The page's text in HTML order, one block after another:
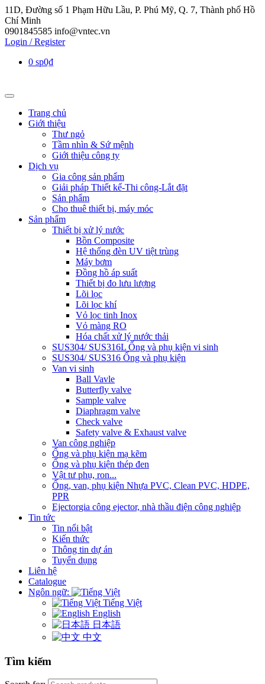
11D, Đường số 1 Phạm Hữu Lầu, P. Phú Mỹ, Q. 7, Thành phố Hồ
Chí Minh
0901845585 info@vntec.vn
Login / Register
0 sp0₫
Trang chủ
Giới thiệu
Thư ngỏ
Tầm nhìn & Sứ mệnh
Giới thiệu công ty
Dịch vụ
Gia công sản phẩm
Giải pháp Thiết kế-Thi công-Lắt đặt
Sản phẩm
Cho thuê thiết bị, máy móc
Sản phẩm
Thiết bị xử lý nước
Bồn Composite
Hệ thống đèn UV tiệt trùng
Máy bơm
Đồng hồ áp suất
Thiết bị đo lưu lượng
Lõi lọc
Lõi lọc khí
Vỏ lọc tinh Inox
Vỏ màng RO
Hóa chất xử lý nước thải
SUS304/ SUS316L Ống và phụ kiện vi sinh
SUS304/ SUS316 Ống và phụ kiện
Van vi sinh
Ball Vavle
Butterfly valve
Sample valve
Diaphragm valve
Check valve
Safety valve & Exhaust valve
Van công nghiệp
Ống và phụ kiện mạ kẽm
Ống và phụ kiện thép đen
Vật tư phụ, ron...
Ống, van, phụ kiện Nhựa PVC, Clean PVC, HDPE,
PPR
Ejectorgia công ejector, nhà thầu điện công nghiệp
Tin tức
Tin nổi bật
Kiến thức
Thông tin dự án
Tuyển dụng
Liên hệ
Catalogue
Ngôn ngữ:
Tiếng Việt
English
日本語
中文
Tìm kiếm